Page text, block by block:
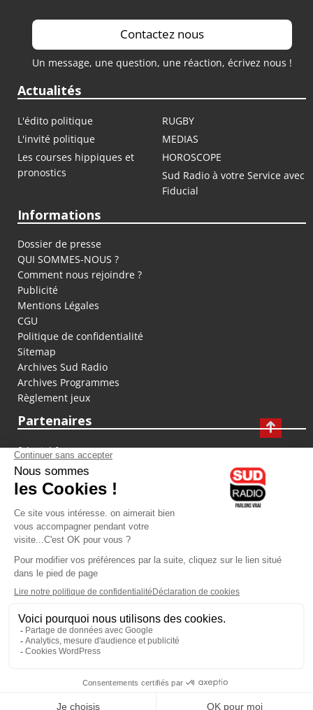
Contactez nous
Un message, une question, une réaction, écrivez nous !
Actualités
L'édito politique
RUGBY
L'invité politique
MEDIAS
Les courses hippiques et
pronostics
HOROSCOPE
Sud Radio à votre Service avec
Fiducial
Informations
Dossier de presse
QUI SOMMES-NOUS ?
Comment nous rejoindre ?
Publicité
Mentions Légales
CGU
Politique de confidentialité
Sitemap
Archives Sud Radio
Archives Programmes
Règlement jeux
Partenaires
fiducial.fr
lyoncapitale.fr
olympique-et-lyonnais.com
L'application Iphone / Android
Téléchargez l'application
Les cookies
Gestion des cookies
Crédit photos : ©Sud Radio / Pierre Olivier
Jacques Cardoze
Anthony Martins Misse